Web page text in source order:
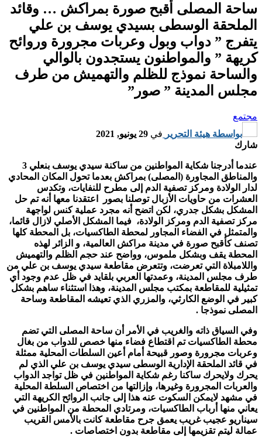
ساحة المصلى أقبح صورة بمراكش … وقائد
الملحقة الوسطى بسيدي يوسف بن علي
يتفرج ” دواب وبول وعربات مجرورة وروائح
كريهة ” والمواطنون يستجدون بالوالي
والساحة نموذج للظلم والتهميش من طرف
مجلس المدينة ” صور”
مجتمع
بواسطة هيئة التحرير في 29 يونيو, 2021
شارك
عندما أدرجنا شكاية المواطنين من ساكنة سيدي يوسف بنعلي 3
والمناطق المجاورة (المصلى) بمراكش بعدما تحول المكان المحادي
لدار الولادة ومركز تصفية الدم إلى مطرح للنفايات، وتكدس
العشرات من حاويات الأزبال توصلنا بصور اعتقدنا معها أنه تم حل
المشكل بشكل جدري، لكن اتضح أنه مجرد عملية كنس لواجهة
مركز تصفية الدم ومركز الولادة، فيما المشكل الأصلي لازال قائما،
والمتمثل في الفضاء المجاور لمحطة الطاكسيات، بل المحطة كلها
تصنف كأقبح صورة في مدينة مراكش العالمية، و الزائر لهذه
المحطة يقف وبشكل ملموس، وواضح عند حجم الظلم والتهميش
واللامبلاة التي تعرضت، وتتعرض مقاطعة سيدي يوسف بن علي من
طرف مجلس المدينة، وعمدتها العربي بلقايد في ظل عدم وجود أي
تمثيلية للمقاطعة بمكتب مجلس المدينة، وهذا استثناء ساهم بشكل
كبير في الوضع الكارثي، والمزري الذي تعيشه المقاطعة وساحة
المصلى نموذجا .
وفي السياق ذاته والغريب في الأمر أن ساحة المصلى التي تضم
محطة الطاكسيات تم اقتطاع فضاء منها خصص للدواب من بغال
وعربات مجرورة وصور قبيحة أمام أعين السلطات المحلية ممثلة
في قائد الملحقة الإدارية الوسطى سيدي يوسف بن علي الذي لم
يحرك ولايحرك ساكنا رغم شكاية المواطنين في ظل تواجد الدواب
والعربات المجرورة وغيرها، وإزالتها من اختصاص السلطة المحلية
في مشهد لايمكن السكوت عنه هذا إلى جانب الروائح الكريهة التي
يعاني منها أرباب الطاكسيات، ومرتادي المحطة من المواطنين في
سيناريو عجيب غريب يعمق جرح مقاطعة كانت بالأمس القريب
عمالة ليتم تقزيمها إلى مقاطعة بدون اختصاصات .